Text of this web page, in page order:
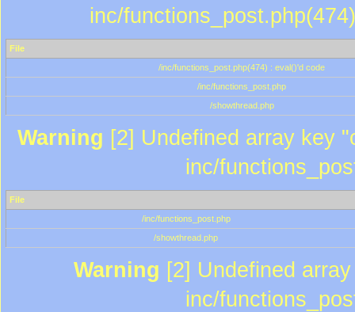
inc/
File
/inc/functions_post.php(474) : eval()'d code
/inc/functions_post.php
/showthread.php
Warning [2] Undefined array key
inc/
File
/inc/functions_post.php
/showthread.php
Warning [2] Undefined
inc/